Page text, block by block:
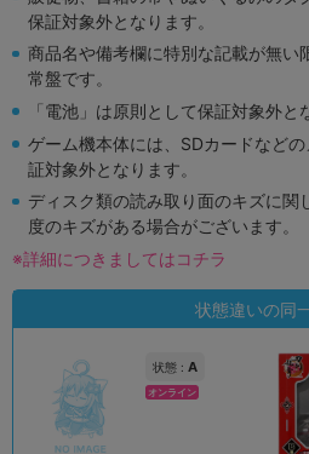
保証対象外となります。
商品名や備考欄に特別な記載が無い
常盤です。
「電池」は原則として保証対象外と
ゲーム機本体には、SDカードなど
証対象外となります。
ディスク類の読み取り面のキズに関
度のキズがある場合がございます。
※詳細につきましてはコチラ
状態違いの同
状態 : A
オンライン